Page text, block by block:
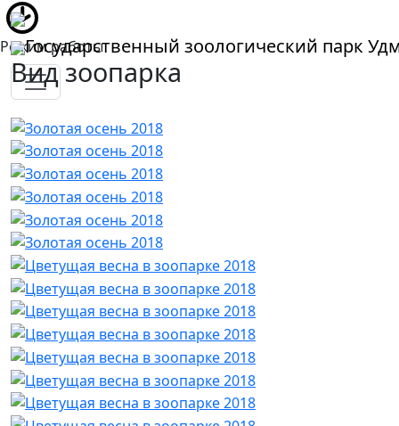
Государственный зоологический парк
Режим работы
Вид зоопарка